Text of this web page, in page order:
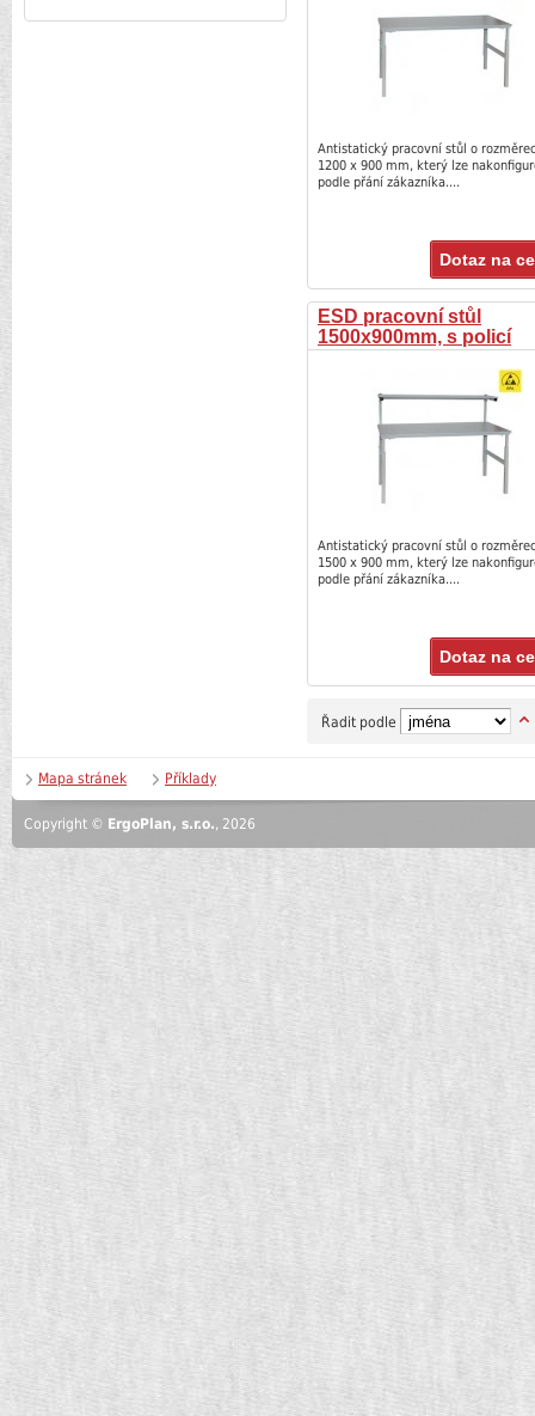
Antistatický pracovní stůl o
1200 x 900 mm, který lze
podle přání zákazníka....
Dotaz na
ESD pracovní stůl
1500x900mm, s policí
Antistatický pracovní stůl o
1500 x 900 mm, který lze
podle přání zákazníka....
Dotaz na
Řadit podle
Mapa stránek Příklady
Copyright © ErgoPlan, s.r.o., 2026